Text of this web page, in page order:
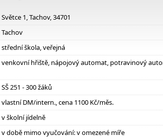
Světce 1, Tachov, 34701
Tachov
střední škola, veřejná
venkovní hřiště, nápojový automat, potravinový
SŠ 251 - 300 žáků
vlastní DM/intern., cena 1100 Kč/měs.
v školní jídelně
v době mimo vyučování: v omezené míře